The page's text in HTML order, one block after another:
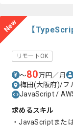
New 【
リモートOK
〜80万円／月
梅田(大阪府)/フ
JavaScript /
求めるスキル
・JavaScriptまた